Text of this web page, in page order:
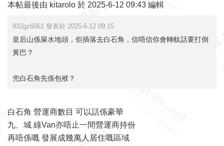
本帖最後由 kitarolo 於 2025-6-12 09:43 編輯
932gz6061 發表於 2025-6-12 09:15
皇后山係屎水地頭，佢插落去白石角，信唔信你會轉軚話要打倒
黃巴？
兜白石角先係包袱？
白石角 營運商數目 可以話係豪華
九、城 綠Van亦唔止一間營運商持份
再唔係嘅 發展成幾萬人居住嘅區域